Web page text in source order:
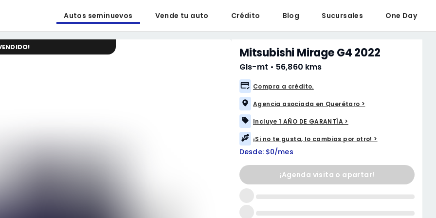
Autos seminuevos Vende tu auto Crédito Blog Sucursales One Day
! Mitsubishi Mirage G4 2022
Gls-mt • 56,860 kms
Compra a crédito.
Agencia asociada en Querétaro >
Incluye 1 AÑO DE GARANTÍA >
¡Si no te gusta, lo cambias por otro! >
Desde: $0/mes
¡Agenda visita o apartar!